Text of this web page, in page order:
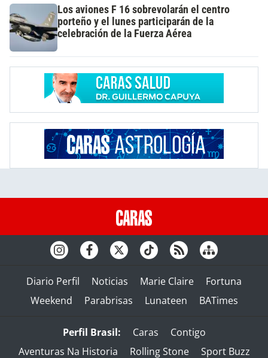
Los aviones F 16 sobrevolarán el centro
porteño y el lunes participarán de la
celebración de la Fuerza Aérea
Diario Perfil Noticias Marie Claire
Fortuna
Weekend
Parabrisas Lunateen BATimes
Perfil Brasil: Caras
Contigo
Aventuras Na Historia
Rolling Stone Sport Buzz